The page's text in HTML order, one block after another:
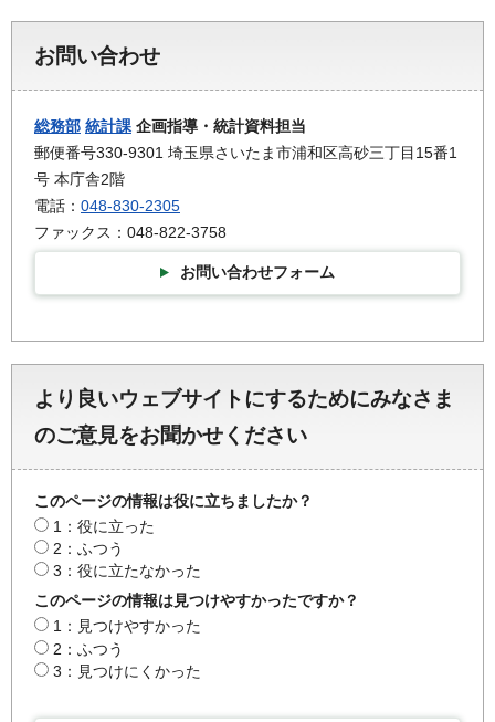
お問い合わせ
総務部 統計課 企画指導・統計資料担当
郵便番号330-9301 埼玉県さいたま市浦和区高砂三丁目15番1
号 本庁舎2階
電話： 048-830-2305
ファックス：048-822-3758
お問い合わせフォーム
より良いウェブサイトにするためにみなさま
のご意見をお聞かせください
このページの情報は役に立ちましたか？
1：役に立った
2：ふつう
3：役に立たなかった
このページの情報は見つけやすかったですか？
1：見つけやすかった
2：ふつう
3：見つけにくかった